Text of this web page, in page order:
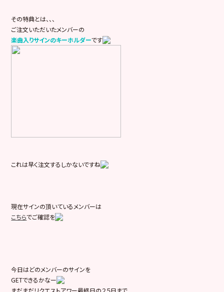
その特典とは、、、
ご注文いただいたメンバーの
楽曲入りサインのキーホルダーです
これは早く注文するしかないですね
現在サインの頂いているメンバーは
こちらでご確認を
今日はどのメンバーのサインを
GETできるかなー
まだまだリクエストアワー最終日の２５日まで